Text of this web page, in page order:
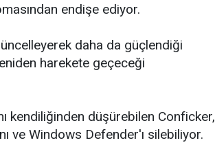
endişe ediyor.
daha da güçlendiği
harekete geçeceği
kendiliğinden düşürebilen Conficker,
ve Windows Defender'ı silebiliyor.